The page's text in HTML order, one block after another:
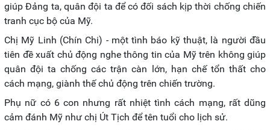
giúp Đảng ta, quân đội ta để có đối sách kịp thời chống chiến
tranh cục bộ của Mỹ.
Chị Mỹ Linh (Chín Chi) - một tình báo kỹ thuật, là người đầu
tiên đề xuất chủ động nghe thông tin của Mỹ trên không giúp
quân đội ta chống các trận càn lớn, hạn chế tổn thất cho
cách mạng, giành thế chủ động trên chiến trường.
Phụ nữ có 6 con nhưng rất nhiệt tình cách mạng, rất dũng
cảm đánh Mỹ như chị Út Tịch để tên tuổi cho lịch sử.